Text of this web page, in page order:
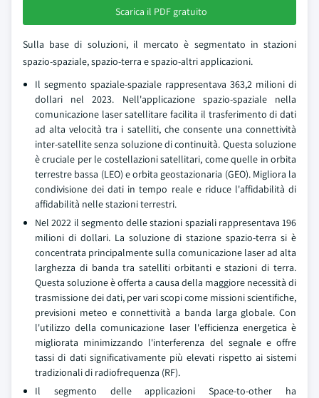
Scarica il PDF gratuito
Sulla base di soluzioni, il mercato è segmentato in stazioni
spazio-spaziale, spazio-terra e spazio-altri applicazioni.
Il segmento spaziale-spaziale rappresentava 363,2 milioni di
dollari nel 2023. Nell'applicazione spazio-spaziale nella
comunicazione laser satellitare facilita il trasferimento di dati
ad alta velocità tra i satelliti, che consente una connettività
inter-satellite senza soluzione di continuità. Questa soluzione
è cruciale per le costellazioni satellitari, come quelle in orbita
terrestre bassa (LEO) e orbita geostazionaria (GEO). Migliora la
condivisione dei dati in tempo reale e riduce l'affidabilità di
affidabilità nelle stazioni terrestri.
Nel 2022 il segmento delle stazioni spaziali rappresentava 196
milioni di dollari. La soluzione di stazione spazio-terra si è
concentrata principalmente sulla comunicazione laser ad alta
larghezza di banda tra satelliti orbitanti e stazioni di terra.
Questa soluzione è offerta a causa della maggiore necessità di
trasmissione dei dati, per vari scopi come missioni scientifiche,
previsioni meteo e connettività a banda larga globale. Con
l'utilizzo della comunicazione laser l'efficienza energetica è
migliorata minimizzando l'interferenza del segnale e offre
tassi di dati significativamente più elevati rispetto ai sistemi
tradizionali di radiofrequenza (RF).
Il segmento delle applicazioni Space-to-other ha